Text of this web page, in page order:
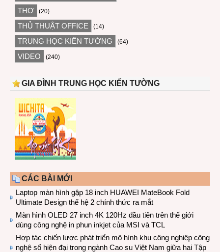
THƠ (20)
THỦ THUẬT OFFICE (14)
TRUNG HỌC KIẾN TƯỜNG (64)
VIDEO (240)
GIA ĐÌNH TRUNG HỌC KIẾN TƯỜNG
CÁC BÀI MỚI
Laptop màn hình gập 18 inch HUAWEI MateBook Fold
Ultimate Design thế hệ 2 chính thức ra mắt
Màn hình OLED 27 inch 4K 120Hz đầu tiên trên thế giới
dùng công nghệ in phun inkjet của MSI và TCL
Hợp tác chiến lược phát triển mô hình khu công nghiệp công
nghệ số hiện đại trong ngành Cao su Việt Nam giữa hai Tập